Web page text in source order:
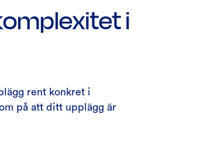
i
rent konkret i
på att ditt upplägg är